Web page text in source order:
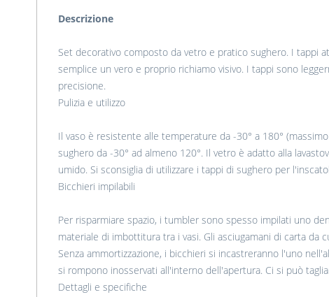
Descrizione
Set decorativo composto da vetro e pratico sughero. I tappi
semplice un vero e proprio richiamo visivo. I tappi sono
precisione.
Pulizia e utilizzo
Il vaso è resistente alle temperature da -30° a 180°
sughero da -30° ad almeno 120°. Il vetro è adatto alla
umido. Si sconsiglia di utilizzare i tappi di sughero per
Bicchieri impilabili
Per risparmiare spazio, i tumbler sono spesso impilati uno
materiale di imbottitura tra i vasi. Gli asciugamani di carta da
Senza ammortizzazione, i bicchieri si incastreranno l'uno
si rompono inosservati all'interno dell'apertura. Ci si può
Dettagli e specifiche